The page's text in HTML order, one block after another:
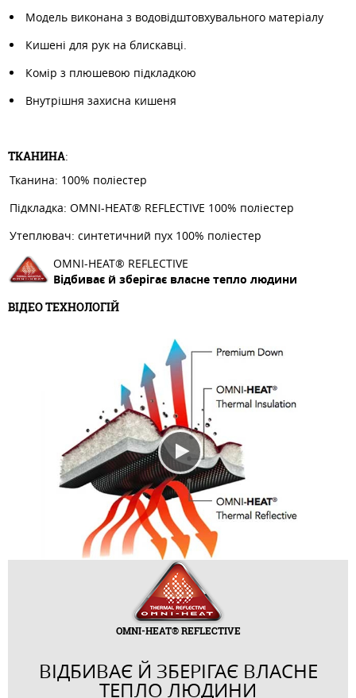
Модель виконана з водовідштовхувального матеріалу
Кишені для рук на блискавці.
Комір з плюшевою підкладкою
Внутрішня захисна кишеня
ТКАНИНА:
Тканина: 100% поліестер
Підкладка: OMNI-HEAT® REFLECTIVE 100% поліестер
Утеплювач: синтетичний пух 100% поліестер
OMNI-HEAT® REFLECTIVE
Відбиває й зберігає власне тепло людини
ВІДЕО ТЕХНОЛОГІЙ
OMNI-HEAT® REFLECTIVE
ВІДБИВАЄ Й ЗБЕРІГАЄ ВЛАСНЕ
ТЕПЛО ЛЮДИНИ